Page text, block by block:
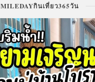
MILEDAYกินเที่ยว365วัน